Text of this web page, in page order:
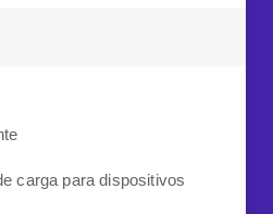
carga para dispositivos